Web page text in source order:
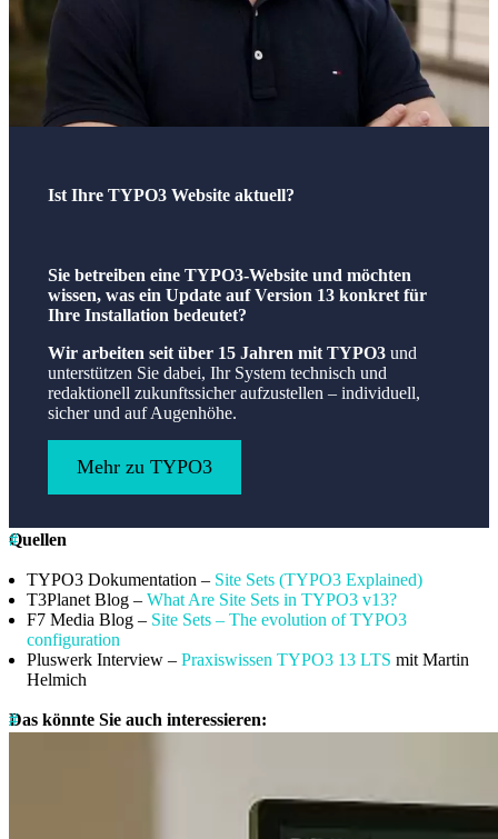
Ist Ihre TYPO3 Website aktuell?
Sie betreiben eine TYPO3-Website und möchten
wissen, was ein Update auf Version 13 konkret für
Ihre Installation bedeutet?
Wir arbeiten seit über 15 Jahren mit TYPO3und
unterstützen Sie dabei, Ihr System technisch und
redaktionell zukunftssicher aufzustellen – individuell,
sicher und auf Augenhöhe.
Mehr zu TYPO3
Quellen
TYPO3 Dokumentation – Site Sets (TYPO3 Explained)
T3Planet Blog – What Are Site Sets in TYPO3 v13?
F7 Media Blog – Site Sets – The evolution of TYPO3
configuration
Pluswerk Interview – Praxiswissen TYPO3 13 LTS mit Martin
Helmich
Das könnte Sie auch interessieren: